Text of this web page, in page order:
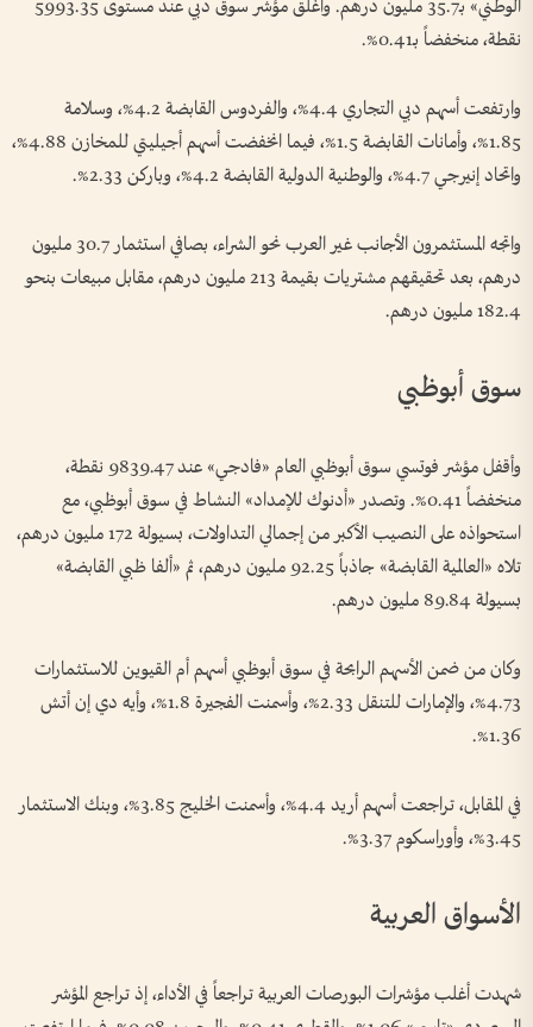
الوطني» بـ35.7 مليون درهم. وأغلق مؤشر سوق دبي عند مستوى 5993.35
نقطة، منخفضاً بـ0.41%.
وارتفعت أسهم دبي التجاري 4.4%، والفردوس القابضة 4.2%، وسلامة
1.85%، وأمانات القابضة 1.5%، فيما انخفضت أسهم أجيليتي للمخازن 4.88%،
واتحاد إنيرجي 4.7%، والوطنية الدولية القابضة 4.2%، وباركن 2.33%.
واتجه المستثمرون الأجانب غير العرب نحو الشراء، بصافي استثمار 30.7 مليون
درهم، بعد تحقيقهم مشتريات بقيمة 213 مليون درهم، مقابل مبيعات بنحو
182.4 مليون درهم.
سوق أبوظبي
وأقفل مؤشر فوتسي سوق أبوظبي العام «فادجي» عند 9839.47 نقطة،
منخفضاً 0.41%. وتصدر «أدنوك للإمداد» النشاط في سوق أبوظبي، مع
استحواذه على النصيب الأكبر من إجمالي التداولات، بسيولة 172 مليون درهم،
تلاه «العالمية القابضة» جاذباً 92.25 مليون درهم، ثم «ألفا ظبي القابضة»
بسيولة 89.84 مليون درهم.
وكان من ضمن الأسهم الرابحة في سوق أبوظبي أسهم أم القيوين للاستثمارات
4.73%، والإمارات للتنقل 2.33%، وأسمنت الفجيرة 1.8%، وأيه دي إن أتش
1.36%.
في المقابل، تراجعت أسهم أريد 4.4%، وأسمنت الخليج 3.85%، وبنك الاستثمار
3.45%، وأوراسكوم 3.37%.
الأسواق العربية
شهدت أغلب مؤشرات البورصات العربية تراجعاً في الأداء، إذ تراجع المؤشر